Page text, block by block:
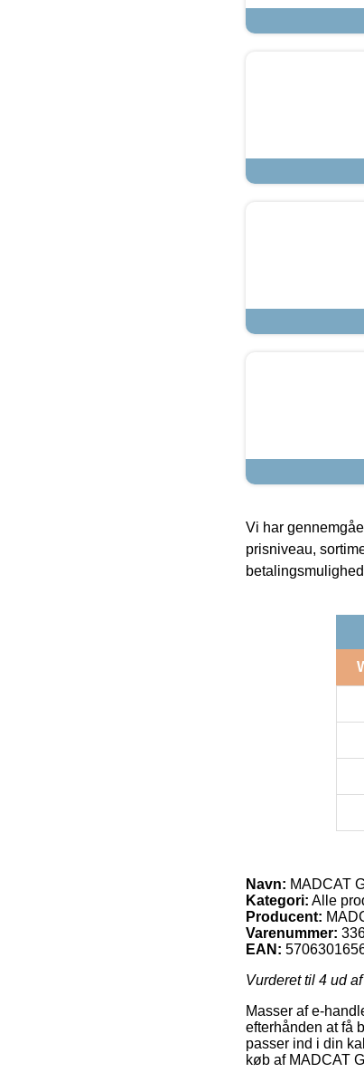
Vi har
prisniveau,
Navn: MADCAT
Kategori: Alle
Producent:
Varenummer:
EAN:
Vurderet til 4 ud
Masser af e-
efterhånden at få
passer ind i din
køb af MADCAT